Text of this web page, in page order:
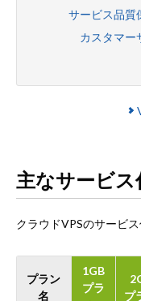
サービス品質
カスタマー
主なサービス
クラウドVPSのサービス
プラン
名
1GB
プラ
プ